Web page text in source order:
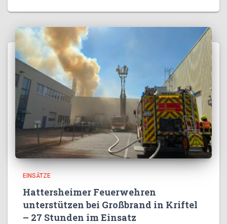
EINSÄTZE
Hattersheimer Feuerwehren
unterstützen bei Großbrand in Kriftel
– 27 Stunden im Einsatz